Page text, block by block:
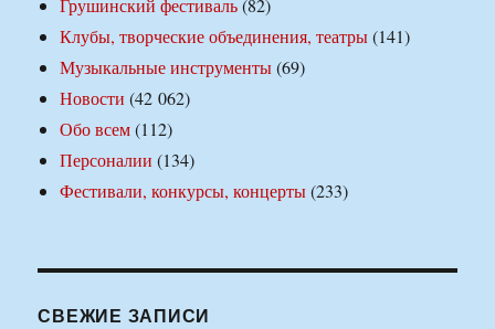
Клубы, творческие объединения, театры(141)
Музыкальные инструменты(69)
Новости (42 062)
Обо всем(112)
Персоналии (134)
Фестивали, конкурсы, концерты(233)
СВЕЖИЕ ЗАПИСИ